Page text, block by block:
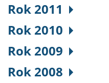
Rok 2011
Rok 2010
Rok 2009
Rok 2008